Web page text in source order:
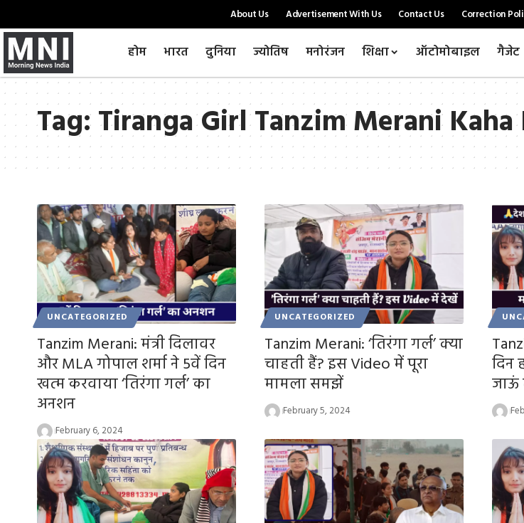
About Us Advertisement With Us Contact Us Correction
होम भारत दुनिया ज्योतिष मनोरंजन शिक्षा ऑटोमोबाइल गैजेट
Tag:Tiranga Girl Tanzim Merani Kaha
UNCATEGORIZED
Tanzim Merani: मंत्री दिलावर
और MLA गोपाल शर्मा ने 5वें दिन
खत्म करवाया ‘तिरंगा गर्ल’ का
अनशन
February 6, 2024
UNCATEGORIZED
Tanzim Merani: ‘तिरंगा गर्ल’ क्या
चाहती हैं? इस Video में पूरा
मामला समझें
February 5, 2024
दिन
जाऊं